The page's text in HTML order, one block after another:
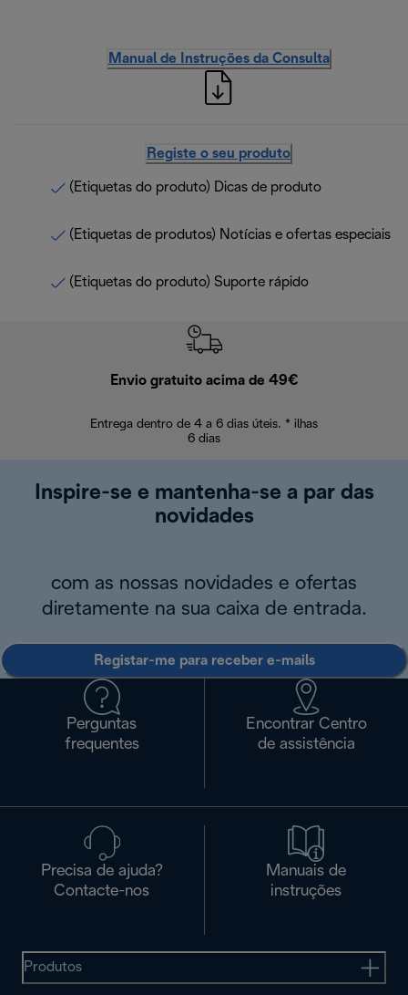
Manual de Instruções da Consulta
Registe o seu produto
(Etiquetas do produto) Dicas de produto
(Etiquetas de produtos) Notícias e ofertas especiais
(Etiquetas do produto) Suporte rápido
Envio gratuito acima de 49€
Entrega dentro de 4 a 6 dias úteis. * ilhas
6 dias
Inspire-se e mantenha-se a par das
novidades
com as nossas novidades e ofertas
diretamente na sua caixa de entrada.
Registar-me para receber e-mails
Perguntas
frequentes
Encontrar Centro
de assistência
Precisa de ajuda?
Contacte-nos
Manuais de
instruções
Produtos